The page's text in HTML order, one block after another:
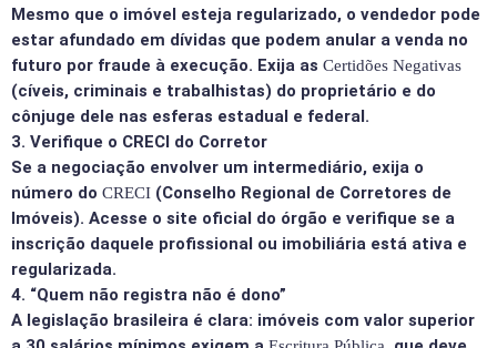
Mesmo que o imóvel esteja regularizado, o vendedor pode
estar afundado em dívidas que podem anular a venda no
futuro por fraude à execução. Exija as Certidões Negativas
(cíveis, criminais e trabalhistas) do proprietário e do
cônjuge dele nas esferas estadual e federal.
3. Verifique o CRECI do Corretor
Se a negociação envolver um intermediário, exija o
número do CRECI (Conselho Regional de Corretores de
Imóveis). Acesse o site oficial do órgão e verifique se a
inscrição daquele profissional ou imobiliária está ativa e
regularizada.
4. “Quem não registra não é dono”
A legislação brasileira é clara: imóveis com valor superior